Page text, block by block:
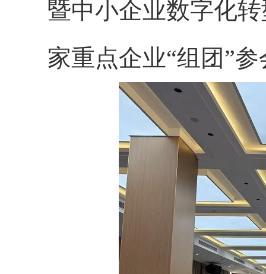
暨中小企业数字化
家重点企业“组团”